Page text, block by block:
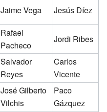
Jaime Vega
Jesús Díez
Rafael
Pacheco
Jordi Ribes
Salvador
Reyes
Carlos
Vicente
José Gilberto
Vilchis
Paco
Gázquez